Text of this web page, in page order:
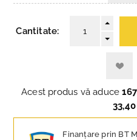
Cantitate:
Acest produs vă aduce167
Finanțare prin BT